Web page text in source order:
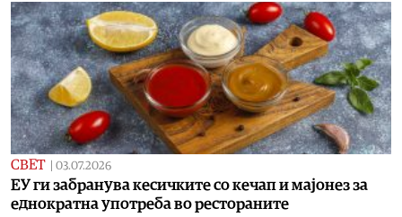
СВЕТ 03.07.2026
ЕУ ги забранува кесичките со кечап и мајонез за
еднократна употреба во рестораните